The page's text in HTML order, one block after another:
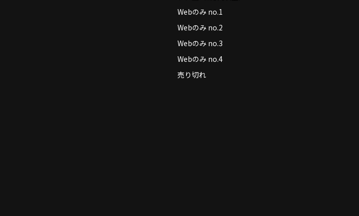
Webのみ no.1
Webのみ no.2
Webのみ no.3
Webのみ no.4
売り切れ